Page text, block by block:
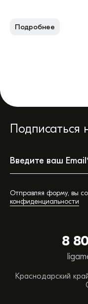
Подробнее
Подписаться
Отправляя форму, вы
конфиденциальности
8
Краснодарский
написав нам прямо
ТЕЛЕФОН ОТДЕЛА